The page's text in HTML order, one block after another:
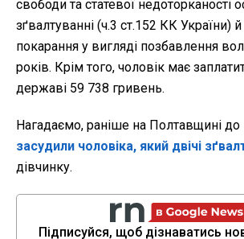
свободи та статевої недоторканості
зґвалтуванні (ч.3 ст.152 КК України)
покарання у вигляді позбавлення
років. Крім того, чоловік має
державі 59 738 гривень.
Нагадаємо, раніше на Полтавщині
засудили чоловіка, який двічі
дівчинку.
Підписуйся, щоб дізнаватись